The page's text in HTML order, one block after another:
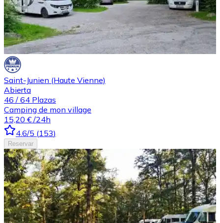
Saint-Junien (Haute Vienne)
Abierta
46 / 64 Plazas
Camping de mon village
15,20 € /24h
4.6/5 (153)
Reservar